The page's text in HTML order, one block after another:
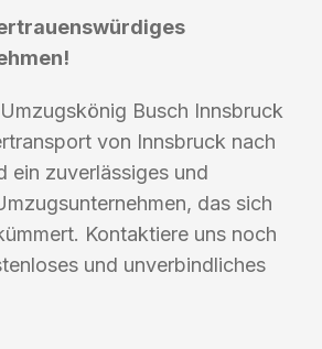
Busch Innsbruck
von Innsbruck nach
ein zuverlässiges und
das sich
Kontaktiere uns noch
und unverbindliches